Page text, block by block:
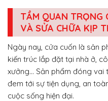
TẦM QUAN TRỌNG
VÀ SỬA CHỮA KỊP
Ngày nay, cửa cuốn là sản
kiến trúc lắp đặt tại nhà ở,
xưởng… Sản phẩm đóng vai
đem tới sự tiện dụng, an
cuộc sống hiện đại.